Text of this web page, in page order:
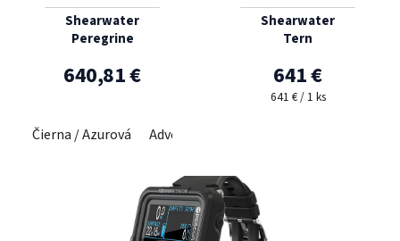
Shearwater
Peregrine
640,81 €
Čierna / Azurová Adventures Edition Light
Shearwater
Tern
641 €
Jednotková cena:
641 € / 1 ks